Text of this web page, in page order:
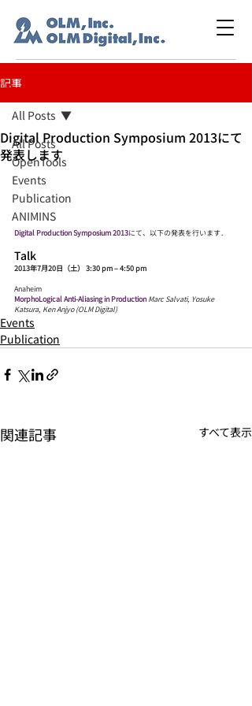
記事
All Posts
OpenTools
Events
Publication
ANIMINS
All Posts
Digital Production Symposium 2013にて
発表します
Digital Production Symposium 2013にて、以下の発表を行います．
Talk
2013年7月20日（土） 3:30 pm – 4:50 pm
Anaheim
MorphoLogical Anti-Aliasing in Production Marc Salvati, Yosuke
Katsura, Ken Anjyo (OLM Digital)
Events
Publication
関連記事 すべて表示